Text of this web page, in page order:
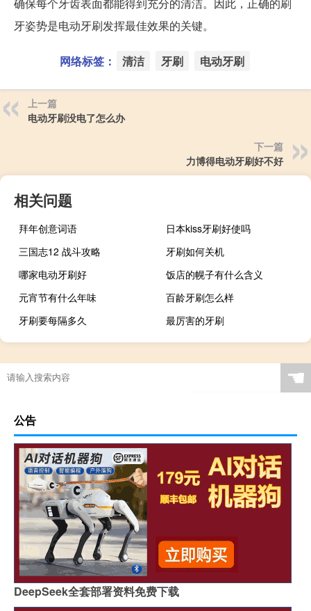
牙姿势是电动牙刷发挥最佳效果的关键。
网络标签： 清洁 牙刷 电动牙刷
上一篇
电动牙刷没电了怎么办
下一篇
力博得电动牙刷好不好
相关问题
拜年创意词语
日本kiss牙刷好使吗
三国志12 战斗攻略
牙刷如何关机
哪家电动牙刷好
饭店的幌子有什么含义
元宵节有什么年味
百龄牙刷怎么样
牙刷要每隔多久
最厉害的牙刷
☚
公告
DeepSeek全套部署资料免费下载